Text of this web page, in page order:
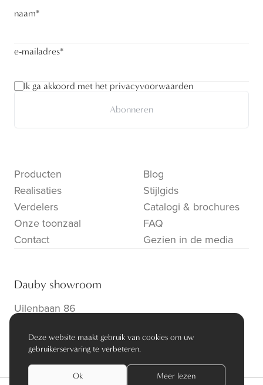
naam*
e-mailadres*
Ik ga akkoord met het privacyvoorwaarden
Abonneren
Producten
Realisaties
Verdelers
Onze toonzaal
Contact
Blog
Stijlgids
Catalogi & brochures
FAQ
Gezien in de media
Dauby showroom
Uilenbaan 86
info@dauby.be|+32 3 354 16 86
Deze website maakt gebruik van cookies om uw
gebruikerservaring te verbeteren.
Ok Meer lezen